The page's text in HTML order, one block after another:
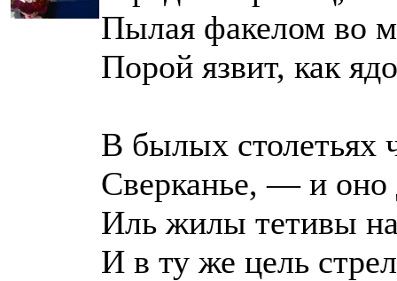
Пылая факелом во
Порой язвит, как
В былых столетьях
Сверканье, — и оно
Иль жилы тетивы
И в ту же цель